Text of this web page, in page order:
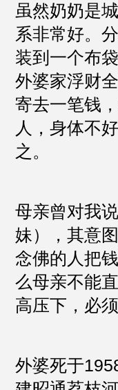
虽然奶奶是
系非常好。
装到一个布
外婆家浮财
寄去一笔钱
人，身体不
之。
母亲曾对我
妹），其意
念佛的人把
么母亲不能
高压下，必
外婆死于